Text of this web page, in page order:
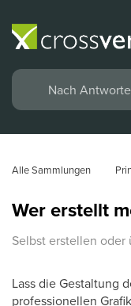
Alle Sammlungen
Wer erstellt
Selbst erstellen oder
Lass die Gestaltung
professionellen